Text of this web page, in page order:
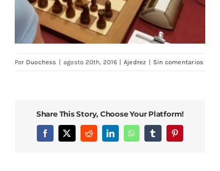
Por Duochess | agosto 20th, 2016 | Ajedrez | Sin comentarios
Share This Story, Choose Your Platform!
Facebook
X RedditLinkedInWhatsAppTumblrPinterest